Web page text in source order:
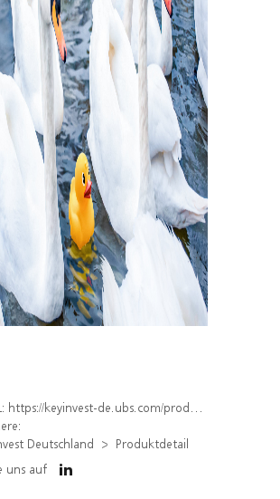
https://keyinvest-de.ubs.com/produkt/detail/index/isin/DE000WA4DTH2
Deutschland
Produktdetail
uns auf